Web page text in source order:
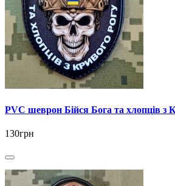
PVC шеврон Бійся Бога та хлопців з
130грн